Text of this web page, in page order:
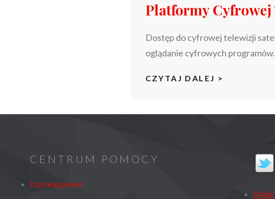
Platformy
Dostęp do cyfrowej telewizji
oglądanie cyfrowych
CZYTAJ DALEJ >
CENTRUM POMOCY
Uzyskaj pomoc